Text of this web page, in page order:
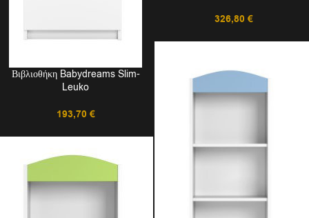
326,80 €
Βιβλιοθήκη Babydreams Slim-
Leuko
193,70 €